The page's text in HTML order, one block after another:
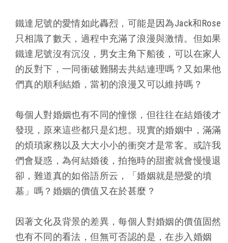
鐵達尼號的愛情如此轟烈，可能是因為Jack和Rose
只相識了數天，過程中充滿了浪漫與激情。但如果
鐵達尼號沒有沉沒，男女主角下船後，可以在家人
的反對下，一同衝破難關去共結連理嗎？又如果他
們真的順利結婚，當初的浪漫又可以維持嗎？
每個人對婚姻也有不同的憧憬，但往往在結婚後才
發現，原來這些都只是幻想。現實的婚姻中，滿滿
的煩瑣家務以及大大小小的衝突才是常客。或許我
們會疑惑，為何結婚後，拍拖時的甜蜜就會慢慢退
卻，難道真的如俗語所云，「婚姻就是戀愛的墳
墓」嗎？婚姻的價值又在於甚麼？
因著文化及背景的差異，每個人對婚姻的價值固然
也有不同的看法，但無可否認的是，在步入婚姻